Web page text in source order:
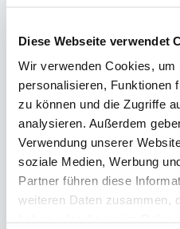
Diese Webseite verwendet
Wir verwenden Cookies, um
personalisieren, Funktionen
zu können und die Zugriffe
analysieren. Außerdem
Verwendung unserer
soziale Medien, Werbung
Partner führen diese
weiteren Daten zusammen,
benutzerdefinierte
stehen Ihnen zur Seite
zu verwirklichen.
unseren Kunden
Ideen in digitale Realität
Mit über 15 Jahren
Finanzdienstleistung
vertrauenswürdiger